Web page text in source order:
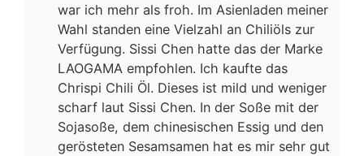
war ich mehr als froh. Im Asienladen meiner
Wahl standen eine Vielzahl an Chiliöls zur
Verfügung. Sissi Chen hatte das der Marke
LAOGAMA empfohlen. Ich kaufte das
Chrispi Chili Öl. Dieses ist mild und weniger
scharf laut Sissi Chen. In der Soße mit der
Sojasoße, dem chinesischen Essig und den
gerösteten Sesamsamen hat es mir sehr gut